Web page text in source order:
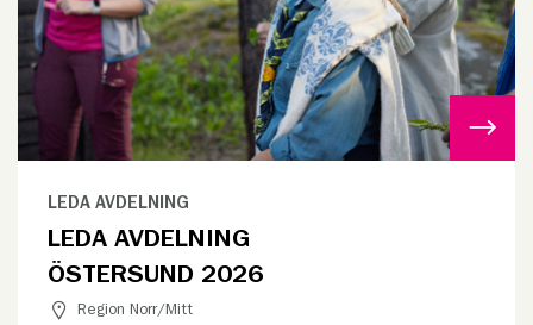
LEDA AVDELNING
LEDA AVDELNING
ÖSTERSUND 2026
Region Norr/Mitt